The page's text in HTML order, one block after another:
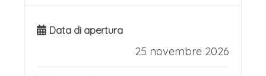
Data di apertura
25 novembre 2026